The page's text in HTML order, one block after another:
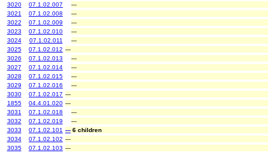
3020
07.1.02.007
---
3021
07.1.02.008
---
3022
07.1.02.009
---
3023
07.1.02.010
---
3024
07.1.02.011
---
3025
07.1.02.012 ---
3026
07.1.02.013
---
3027
07.1.02.014
---
3028
07.1.02.015
---
3029
07.1.02.016
---
3030
07.1.02.017 ---
1855
04.4.01.020 ---
3031
07.1.02.018
---
3032
07.1.02.019
---
3033
07.1.02.101 --- 6 children
3034
07.1.02.102 ---
3035
07.1.02.103 ---